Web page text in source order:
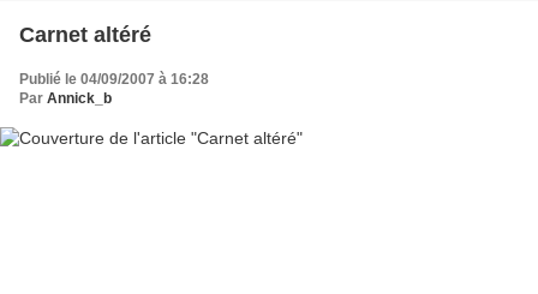
Carnet altéré
Publié le 04/09/2007 à 16:28
Par Annick_b